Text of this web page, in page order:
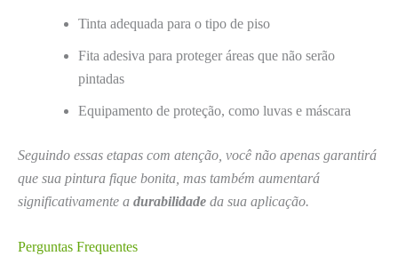
Tinta adequada para o tipo de piso
Fita adesiva para proteger áreas que não serão
pintadas
Equipamento de proteção, como luvas e máscara
Seguindo essas etapas com atenção, você não apenas garantirá
que sua pintura fique bonita, mas também aumentará
significativamente a durabilidade da sua aplicação.
Perguntas Frequentes